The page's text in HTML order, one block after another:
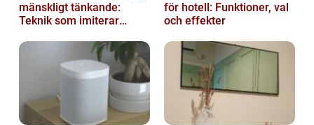
mänskligt tänkande:
Teknik som imiterar
för hotell: Funktioner, val
och effekter